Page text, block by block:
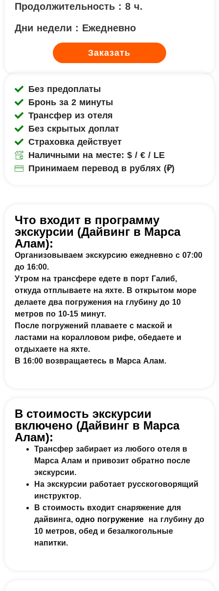
Продолжительность : 8 ч.
Дни недели : Ежедневно
Заказать
Без предоплаты
Бронь за 2 минуты
Трансфер из отеля
Без скрытых доплат
Страховка действует
Наличными на месте: $ / € / LE
Принимаем перевод в рублях (₽)
Что входит в программу
экскурсии (Дайвинг в Марса
Алам):
Организовываем экскурсию ежедневно с 07:00
до 16:00.
Утром на трансфере едете в порт Галиб,
откуда отплываете на яхте. В открытом море
делаете два погружения на глубину до 10
метров по 10-15 минут.
После погружений плаваете с маской и
ластами на коралловом рифе, обедаете и
отдыхаете на яхте.
В 16:00 возвращаетесь в Марса Алам.
В стоимость экскурсии
включено (Дайвинг в Марса
Алам):
Трансфер забирает из любого отеля в
Марса Алам и привозит обратно после
экскурсии.
На экскурсии работает русскоговорящий
инструктор.
В стоимость входит снаряжение для
дайвинга, одно погружение
на глубину до
10 метров, обед и безалкогольные
напитки.